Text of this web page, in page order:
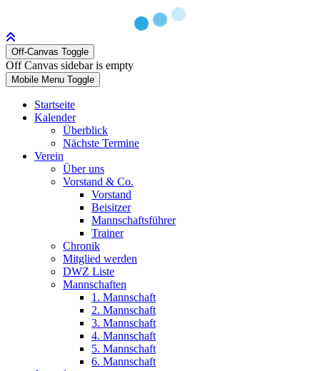
Off-Canvas Toggle
Off Canvas sidebar is empty
Mobile Menu Toggle
Startseite
Kalender
Überblick
Nächste Termine
Verein
Über uns
Vorstand & Co.
Vorstand
Beisitzer
Mannschaftsführer
Trainer
Chronik
Mitglied werden
DWZ Liste
Mannschaften
1. Mannschaft
2. Mannschaft
3. Mannschaft
4. Mannschaft
5. Mannschaft
6. Mannschaft